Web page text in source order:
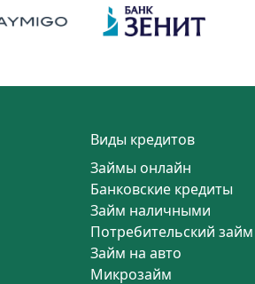
Виды кредитов
Займы онлайн
Банковские кредиты
Займ наличными
Потребительский займ
Займ на авто
Микрозайм